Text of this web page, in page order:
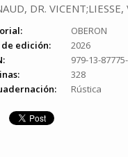
DR.
OBERON
de edición:
2026
979-13-
328
Rústica